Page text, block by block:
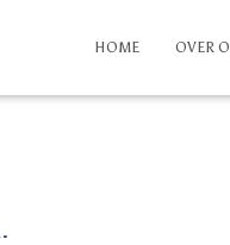
HOME OVER